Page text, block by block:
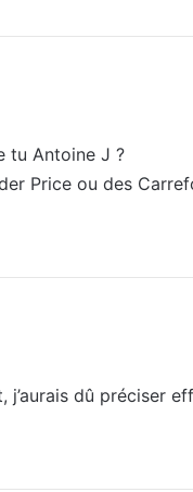
tu Antoine J ?
Price ou des
j’aurais dû préciser